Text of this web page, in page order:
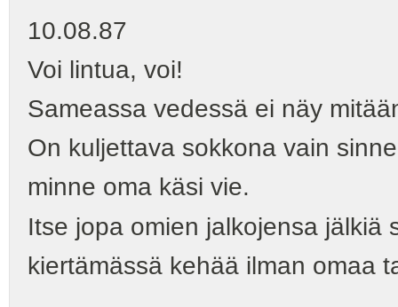
10.08.87
Voi lintua, voi!
Sameassa vedessä ei näy
On kuljettava sokkona vain
minne oma käsi vie.
Itse jopa omien jalkojensa jälkiä
kiertämässä kehää ilman omaa